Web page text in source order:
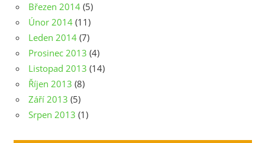
Březen 2014 (5)
Únor 2014 (11)
Leden 2014 (7)
Prosinec 2013 (4)
Listopad 2013 (14)
Říjen 2013 (8)
Září 2013 (5)
Srpen 2013 (1)